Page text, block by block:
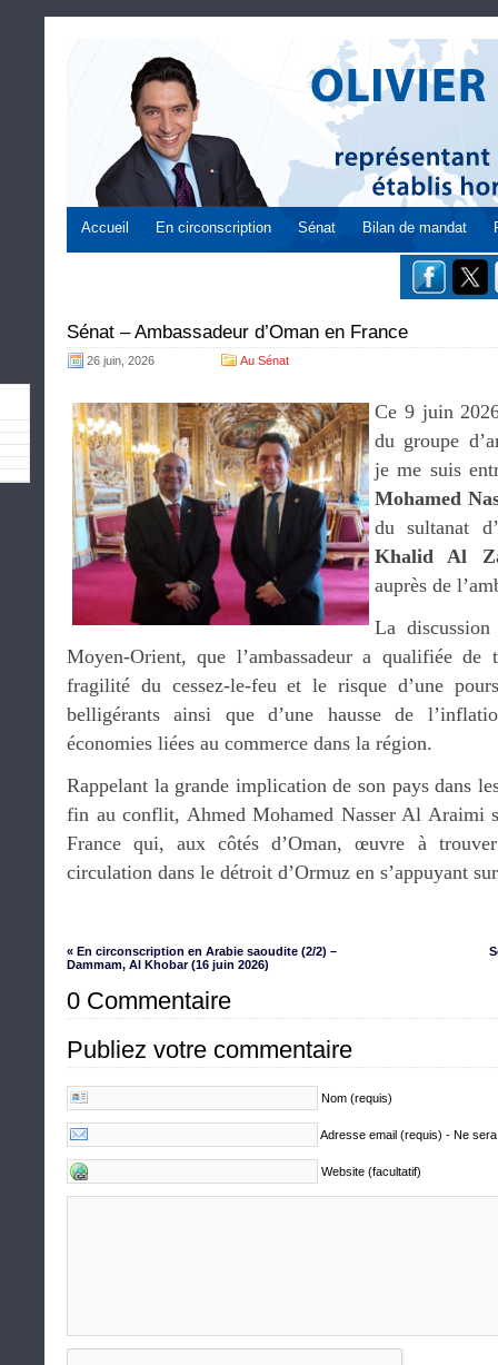
Accueil En circonscription Sénat Bilan de mandat
Sénat – Ambassadeur d’Oman en France
26 juin, 2026 Au Sénat
Ce 9 juin
du groupe
je me suis
Mohamed
du sultanat
Khalid Al
auprès de
La
Moyen-Orient, que l’ambassadeur a qualifiée de
fragilité du cessez-le-feu et le risque d’une
belligérants ainsi que d’une hausse de
économies liées au commerce dans la région.
Rappelant la grande implication de son pays dans
fin au conflit, Ahmed Mohamed Nasser Al Araimi
France qui, aux côtés d’Oman, œuvre à
circulation dans le détroit d’Ormuz en s’appuyant
« En circonscription en Arabie saoudite (2/2) –
Dammam, Al Khobar (16 juin 2026)
0 Commentaire
Publiez votre commentaire
Nom (requis)
Adresse email (requis) - Ne
Website (facultatif)